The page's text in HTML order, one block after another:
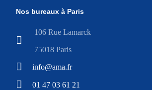
Nos bureaux à Paris
106 Rue Lamarck
75018 Paris
info@ama.fr
01 47 03 61 21